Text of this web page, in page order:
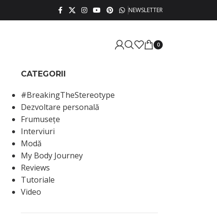
NEWSLETTER
0
CATEGORII
#BreakingTheStereotype
Dezvoltare personală
Frumusețe
Interviuri
Modă
My Body Journey
Reviews
Tutoriale
Video